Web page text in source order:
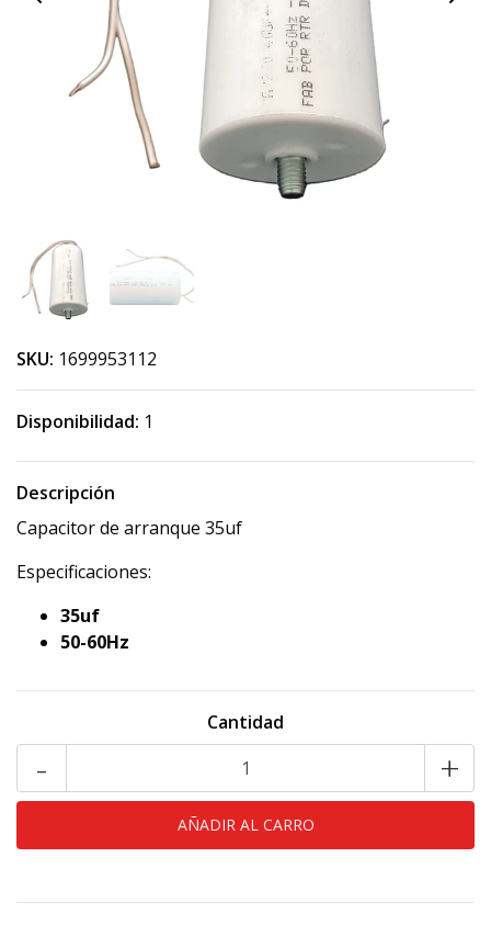
SKU: 1699953112
Disponibilidad: 1
Descripción
Capacitor de arranque 35uf
Especificaciones:
35uf
50-60Hz
Cantidad
- +